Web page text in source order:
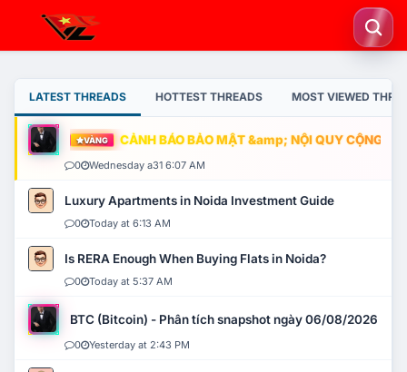
LATEST THREADS HOTTEST THREADS MOST VIEWED
VÀNG CẢNH BÁO BẢO MẬT &amp; NỘI QUY CỘNG
0 Wednesday a31 6:07 AM
Luxury Apartments in Noida Investment Guide
0 Today at 6:13 AM
Is RERA Enough When Buying Flats in Noida?
0 Today at 5:37 AM
BTC (Bitcoin) - Phân tích snapshot ngày 06/08/2026
0 Yesterday at 2:43 PM